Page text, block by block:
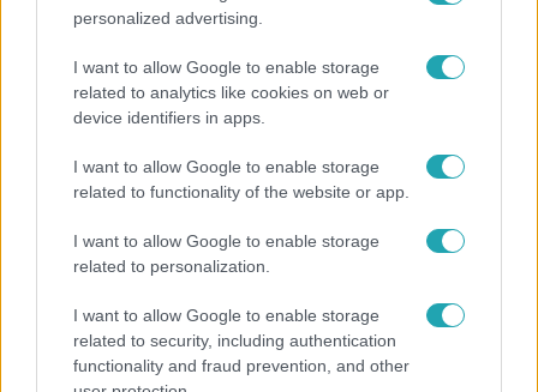
personalized advertising.
I want to allow Google to enable storage
related to analytics like cookies on web or
device identifiers in apps.
I want to allow Google to enable storage
related to functionality of the website or app.
I want to allow Google to enable storage
related to personalization.
I want to allow Google to enable storage
related to security, including authentication
functionality and fraud prevention, and other
„Ha olyan ember keresne meg, akkor sem
megkeresésekkel kapcsolatban